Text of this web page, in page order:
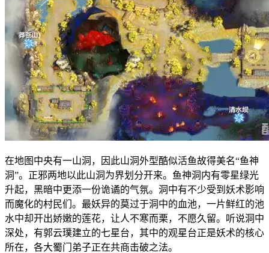
在地图中央有一山洞，因此山洞外型酷似活鱼故得美名“鱼神
洞”。正邪两地以此山洞为界划分开来。鱼神洞内有零星绿光
升起，黑暗中更添一份诡谲的气氛。洞中有不少受到妖术影响
而魔化的村民们。最妖异的莫过于洞中的血池，一片鲜红的池
水中却开出娇嫩的莲花，让人不寒而栗，不愿久留。听说洞中
深处，有郭云璞建立的七星台，其中的观星台正是妖术的核心
所在，各大蜀门弟子正在共商击破之法。